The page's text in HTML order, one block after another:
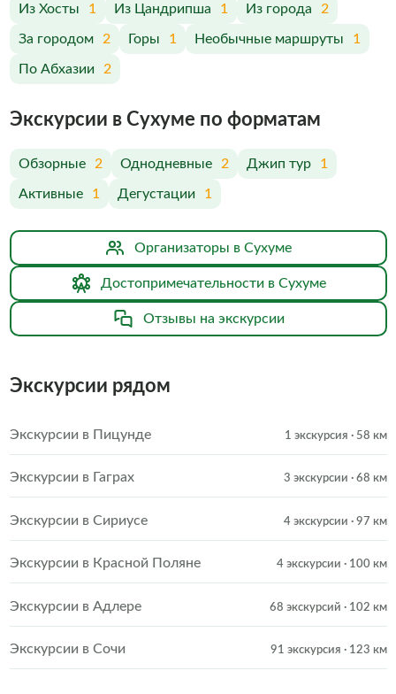
Из Хосты 1 Из Цандрипша 1 Из города 2
За городом 2 Горы 1 Необычные маршруты 1
По Абхазии 2
Экскурсии в Сухуме по форматам
Обзорные 2 Однодневные 2 Джип тур 1
Активные 1 Дегустации 1
Организаторы в Сухуме
Достопримечательности в Сухуме
Отзывы на экскурсии
Экскурсии рядом
Экскурсии в Пицунде 1 экскурсия · 58 км
Экскурсии в Гаграх 3 экскурсии · 68 км
Экскурсии в Сириусе 4 экскурсии · 97 км
Экскурсии в Красной Поляне 4 экскурсии · 100 км
Экскурсии в Адлере 68 экскурсий · 102 км
Экскурсии в Сочи 91 экскурсия · 123 км